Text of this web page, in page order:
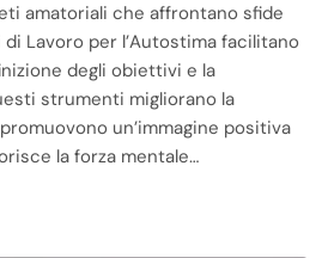
amatoriali che affrontano sfide
Lavoro per l’Autostima facilitano
degli obiettivi e la
strumenti migliorano la
un’immagine positiva
la forza mentale…